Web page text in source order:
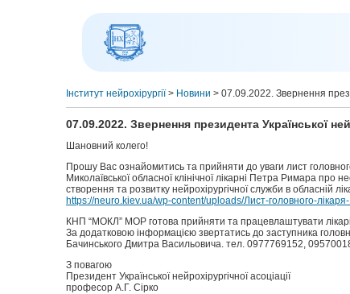
Інститут нейрохірургії> Новини > 07.09.2022. Звернення
07.09.2022. Звернення президента Української
Шановний колего!
Прошу Вас ознайомитись та прийняти до уваги лист
Миколаївської обласної клінічної лікарні Петра Римара про
створення та розвитку нейрохірургічної служби в обласній
https://neuro.kiev.ua/wp-content/uploads/Лист-головного-
КНП “МОКЛ” МОР готова прийняти та працевлаштувати
За додатковою інформацією звертатись до заступника
Бачинського Дмитра Васильовича. тел. 0977769152,
З повагою
Президент Української нейрохірургічної асоціації
професор А.Г. Сірко